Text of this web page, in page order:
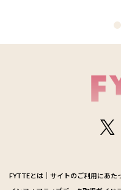
FYTTEとは サイトのご利用にあた